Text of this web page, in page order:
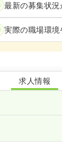
最新の募集状
実際の職場環
特別養護老人ホ
求人情報